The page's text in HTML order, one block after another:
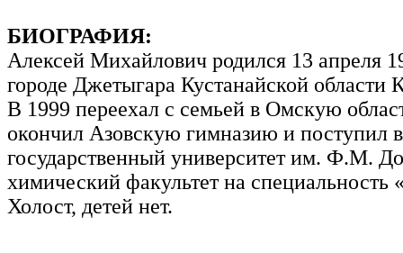
БИОГРАФИЯ:
Алексей Михайлович родился 13 апреля
городе Джетыгара Кустанайской области
В 1999 переехал с семьей в Омскую
окончил Азовскую гимназию и поступил
государственный университет им. Ф.М.
химический факультет на специальность
Холост, детей нет.